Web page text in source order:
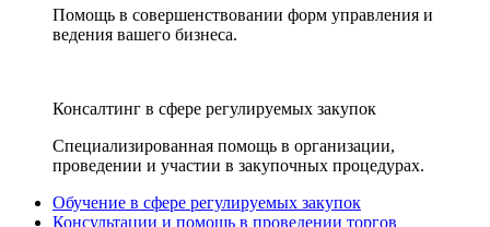
Помощь в совершенствовании форм управления и
ведения вашего бизнеса.
Консалтинг в сфере регулируемых закупок
Специализированная помощь в организации,
проведении и участии в закупочных процедурах.
Обучение в сфере регулируемых закупок
Консультации и помощь в проведении торгов